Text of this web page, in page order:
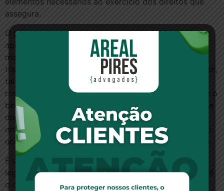
assegura.
O julgado destacou ainda que a Lei n. 9.656/1998
aplica-se a fatos ocorridos a partir de sua vigência,
mas o diploma deve atingir também as relações de
trato sucessivo, mesmo que constituídas anteriormente,
tal como foi o caso apreciado pelo STJ. Por fim,
ressaltou que o art. 31 da Lei 9.656/98 determina que o
beneficiário deve assumir integralmente a mensalidade
do plano de saúde, fato esse que, por si só, deve ser
entendido como garantia de manutenção do equilíbrio
econômico-financeiro do contrato da apólice coletiva.
É de se destacar ainda que o princípio que motivou o
legislador ao dispor sobre o assunto na Lei 9.656/98 é
o chamado princípio da conservação do contrato,